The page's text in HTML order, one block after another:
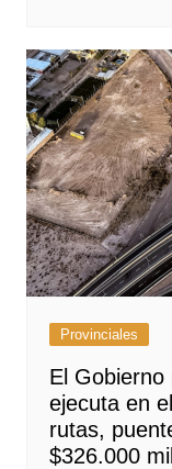
Provinciales
El Gobierno
ejecuta en
rutas,
$326.000